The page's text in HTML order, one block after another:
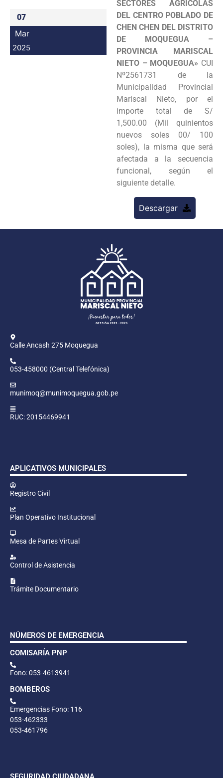
07
Mar
2025
SECTORES AGRICOLAS
DEL CENTRO POBLADO DE
CHEN CHEN DEL DISTRITO
DE MOQUEGUA –
PROVINCIA MARISCAL
NIETO – MOQUEGUA» CUI
Nº2561731 de la
Municipalidad Provincial
Mariscal Nieto, por el
importe total de S/
1,500.00 (Mil quinientos
nuevos soles 00/ 100
soles), la misma que será
afectada a la secuencia
funcional, según el
siguiente detalle.
Descargar
Calle Ancash 275 Moquegua
053-458000 (Central Telefónica)
munimoq@munimoquegua.gob.pe
RUC: 20154469941
APLICATIVOS MUNICIPALES
Registro Civil
Plan Operativo Institucional
Mesa de Partes Virtual
Control de Asistencia
Trámite Documentario
NÚMEROS DE EMERGENCIA
COMISARÍA PNP
Fono: 053-4613941
BOMBEROS
Emergencias Fono: 116
053-462333
053-461796